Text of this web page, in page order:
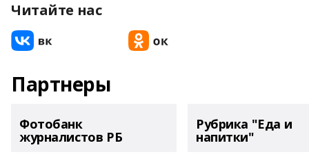
Читайте нас
Партнеры
Фотобанк
журналистов РБ
Рубрика "Еда и
напитки"